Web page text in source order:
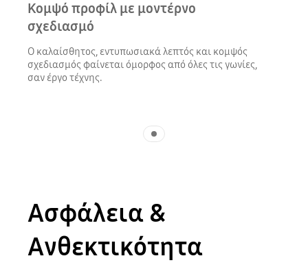
Κομψό προφίλ με μοντέρνο
σχεδιασμό
Ο καλαίσθητος, εντυπωσιακά λεπτός και κομψός
σχεδιασμός φαίνεται όμορφος από όλες τις γωνίες,
σαν έργο τέχνης.
Ασφάλεια &
Ανθεκτικότητα